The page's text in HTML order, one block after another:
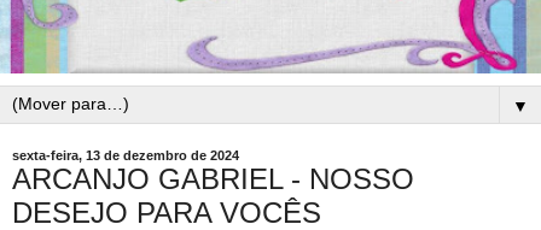
▼
sexta-feira, 13 de dezembro de 2024
ARCANJO GABRIEL - NOSSO
DESEJO PARA VOCÊS